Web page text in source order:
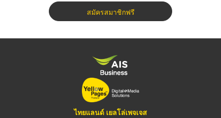
สมัครสมาชิกฟรี
ไทยแลนด์ เยลโล่เพจเจส